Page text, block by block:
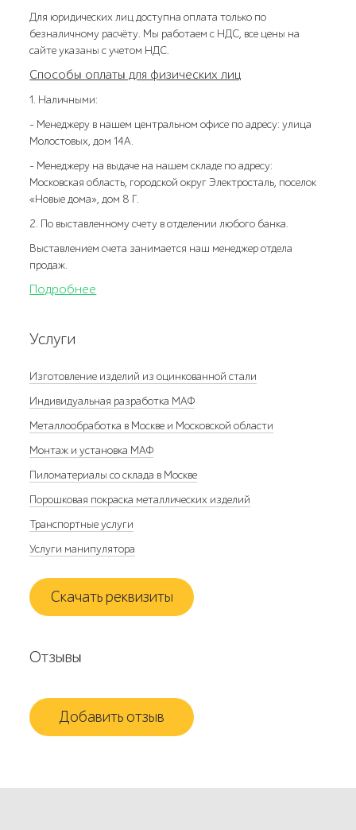
Для юридических лиц доступна оплата только по
безналичному расчёту. Мы работаем с НДС, все цены на
сайте указаны с учетом НДС.
Способы оплаты для физических лиц
1. Наличными:
- Менеджеру в нашем центральном офисе по адресу: улица
Молостовых, дом 14А.
- Менеджеру на выдаче на нашем складе по адресу:
Московская область, городской округ Электросталь, поселок
«Новые дома», дом 8 Г.
2. По выставленному счету в отделении любого банка.
Выставлением счета занимается наш менеджер отдела
продаж.
Подробнее
Услуги
Изготовление изделий из оцинкованной стали
Индивидуальная разработка МАФ
Металлообработка в Москве и Московской области
Монтаж и установка МАФ
Пиломатериалы со склада в Москве
Порошковая покраска металлических изделий
Транспортные услуги
Услуги манипулятора
Скачать реквизиты
Отзывы
Добавить отзыв